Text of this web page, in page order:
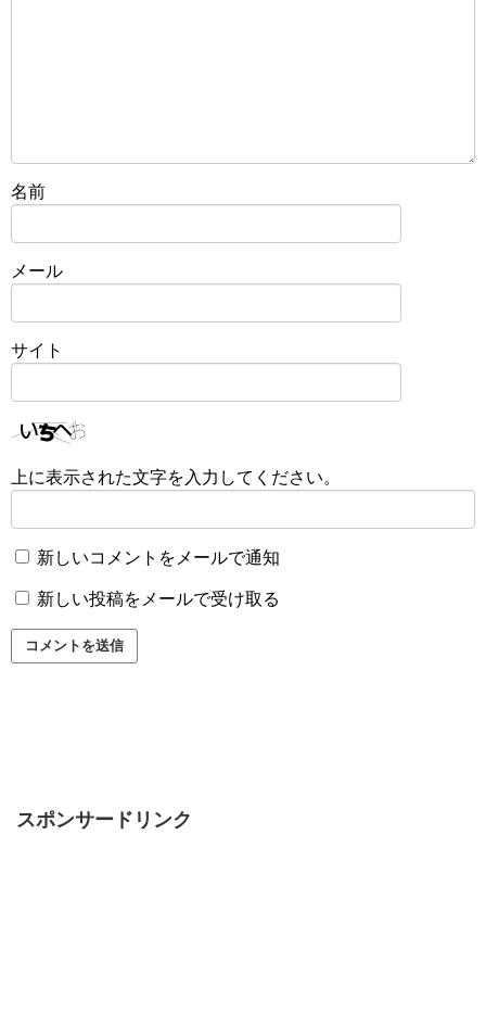
名前
メール
サイト
上に表示された文字を入力してください。
新しいコメントをメールで通知
新しい投稿をメールで受け取る
スポンサードリンク